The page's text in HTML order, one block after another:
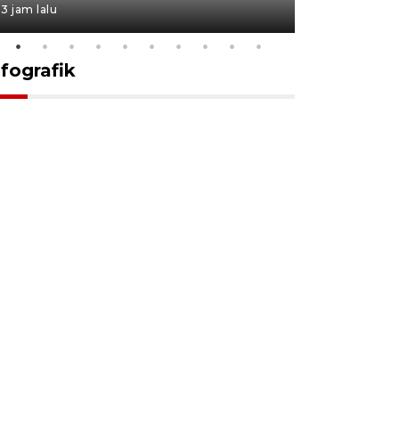
3 jam lalu